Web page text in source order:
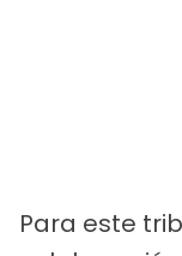
Para este